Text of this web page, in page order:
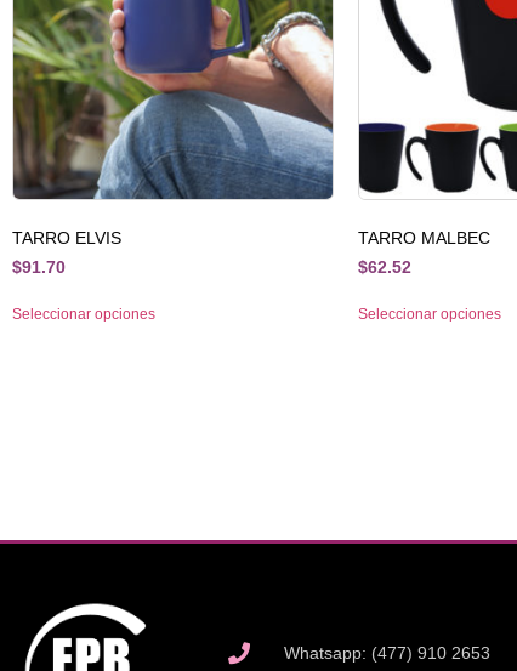
TARRO ELVIS
$91.70
Seleccionar opciones
TARRO MALBEC
$62.52
Seleccionar opciones
Whatsapp: (477) 910 2653